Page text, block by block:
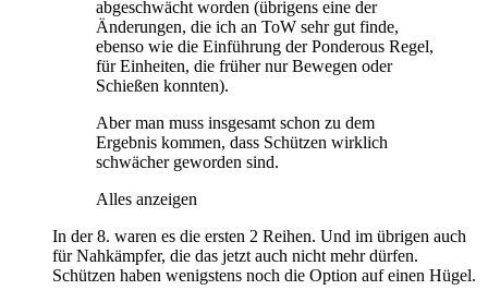
abgeschwächt worden (übrigens eine der
Änderungen, die ich an ToW sehr gut finde,
ebenso wie die Einführung der Ponderous Regel,
für Einheiten, die früher nur Bewegen oder
Schießen konnten).
Aber man muss insgesamt schon zu dem
Ergebnis kommen, dass Schützen wirklich
schwächer geworden sind.
Alles anzeigen
In der 8. waren es die ersten 2 Reihen. Und im übrigen auch
für Nahkämpfer, die das jetzt auch nicht mehr dürfen.
Schützen haben wenigstens noch die Option auf einen Hügel.